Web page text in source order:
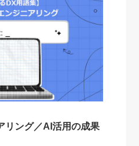
リング／AI活用の成果